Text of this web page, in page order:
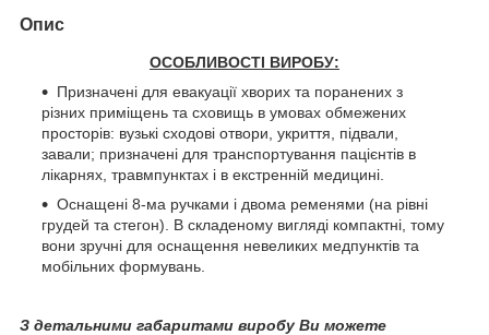
Опис
ОСОБЛИВОСТІ ВИРОБУ:
Призначені для евакуації хворих та поранених з
різних приміщень та сховищь в умовах обмежених
просторів: вузькі сходові отвори, укриття, підвали,
завали; призначені для транспортування пацієнтів в
лікарнях, травмпунктах і в екстренній медицині.
Оснащені 8-ма ручками і двома ременями (на рівні
грудей та стегон). В складеному вигляді компактні, тому
вони зручні для оснащення невеликих медпунктів та
мобільних формувань.
З детальними габаритами виробу Ви можете